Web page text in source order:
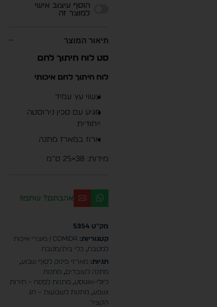
הוסף עיצוב אישי
למוצר זה
תיאור המוצר
סט לוח חיתוך לחם
לוח חיתוך לחם איכותי
עשוי עץ עמיד
מגיע עם סכין נירוסטה
ייחודית
ארוז במארז מתנה
מידות: 38×25 ס”מ
אהבתם? שתפו!
מק"ט 5354
קטגוריות:
Comida | מוצרי איכות
למטבח, כלי בית/מטבח
תגיות: מארזי פינוק לסוף שבוע,
מתנה לעובדים, מתנות
ליולי-אוגוסט, מתנות לפסח – חירות
ושפע, מתנות לשבועות – חג
הקציר